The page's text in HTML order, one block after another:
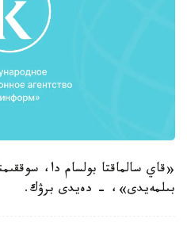
«قاي سالماقتا بولسام دا،
بىلمەيدى»، - دەيدى برۋك.